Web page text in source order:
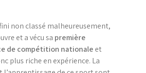
non classé malheureusement,
et a vécu sa première
de compétition nationale et
plus riche en expérience. La